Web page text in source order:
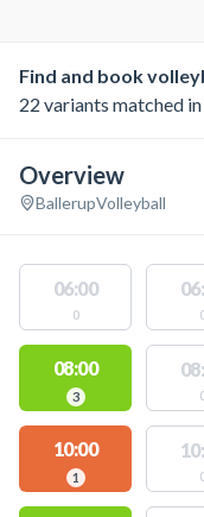
Find and book
22 variants matched
Overview
BallerupVolleyball
06:00
0
08:00
3
10:00
1